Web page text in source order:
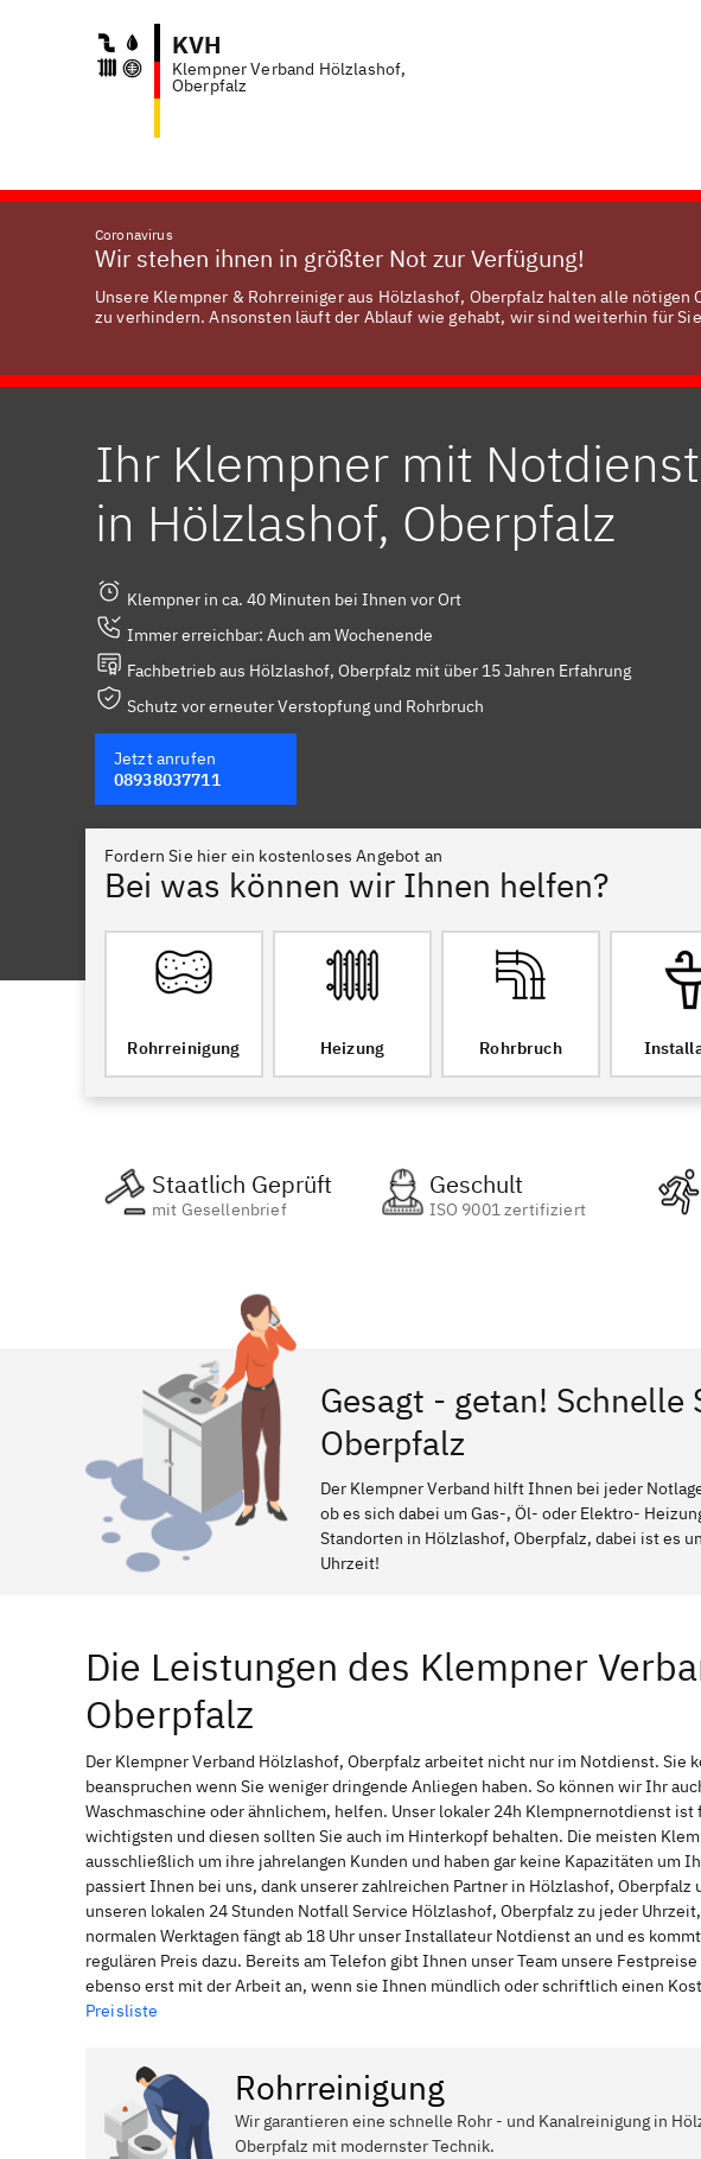
KVH
Klempner Verband Hölzlashof,
Oberpfalz
Coronavirus
Wir stehen ihnen in größter Not zur Verfügung!
Unsere Klempner & Rohrreiniger aus Hölzlashof, Oberpfalz halten alle
zu verhindern. Ansonsten läuft der Ablauf wie gehabt, wir sind weiterhin für
Ihr Klempner mit Notdienst
in Hölzlashof, Oberpfalz
Klempner in ca. 40 Minuten bei Ihnen vor Ort
Immer erreichbar: Auch am Wochenende
Fachbetrieb aus Hölzlashof, Oberpfalz mit über 15 Jahren Erfahrung
Schutz vor erneuter Verstopfung und Rohrbruch
Jetzt anrufen
08938037711
Fordern Sie hier ein kostenloses Angebot an
Bei was können wir Ihnen helfen?
Rohrreinigung Heizung Rohrbruch
Staatlich Geprüft
mit Gesellenbrief
Geschult
ISO 9001 zertifiziert
Gesagt - getan!
Oberpfalz
Der Klempner Verband hilft Ihnen bei jeder
ob es sich dabei um Gas-, Öl- oder Elektro-
Standorten in Hölzlashof, Oberpfalz, dabei ist es
Uhrzeit!
Die Leistungen des Klempner
Oberpfalz
Der Klempner Verband Hölzlashof, Oberpfalz arbeitet nicht nur im Notdienst. Sie
beanspruchen wenn Sie weniger dringende Anliegen haben. So können wir Ihr
Waschmaschine oder ähnlichem, helfen. Unser lokaler 24h Klempnernotdienst
wichtigsten und diesen sollten Sie auch im Hinterkopf behalten. Die meisten
ausschließlich um ihre jahrelangen Kunden und haben gar keine Kapazitäten um
passiert Ihnen bei uns, dank unserer zahlreichen Partner in Hölzlashof, Oberpfalz
unseren lokalen 24 Stunden Notfall Service Hölzlashof, Oberpfalz zu jeder
normalen Werktagen fängt ab 18 Uhr unser Installateur Notdienst an und es
regulären Preis dazu. Bereits am Telefon gibt Ihnen unser Team unsere
ebenso erst mit der Arbeit an, wenn sie Ihnen mündlich oder schriftlich einen
Preisliste
Rohrreinigung
Wir garantieren eine schnelle Rohr - und Kanalreinigung in
Oberpfalz mit modernster Technik.